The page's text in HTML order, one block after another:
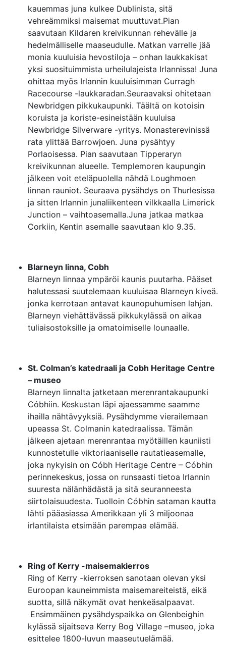
kauemmas juna kulkee Dublinista, sitä
vehreämmiksi maisemat muuttuvat.Pian
saavutaan Kildaren kreivikunnan rehevälle ja
hedelmälliselle maaseudulle. Matkan varrelle jää
monia kuuluisia hevostiloja – onhan laukkakisat
yksi suosituimmista urheilulajeista Irlannissa! Juna
ohittaa myös Irlannin kuuluisimman Curragh
Racecourse -laukkaradan.Seuraavaksi ohitetaan
Newbridgen pikkukaupunki. Täältä on kotoisin
koruista ja koriste-esineistään kuuluisa
Newbridge Silverware -yritys. Monasterevinissä
rata ylittää Barrowjoen. Juna pysähtyy
Porlaoisessa. Pian saavutaan Tipperaryn
kreivikunnan alueelle. Templemoren kaupungin
jälkeen voit eteläpuolella nähdä Loughmoen
linnan rauniot. Seuraava pysähdys on Thurlesissa
ja sitten Irlannin junaliikenteen vilkkaalla Limerick
Junction – vaihtoasemalla.Juna jatkaa matkaa
Corkiin, Kentin asemalle saavutaan klo 9.35.
Blarneyn linna, Cobh
Blarneyn linnaa ympäröi kaunis puutarha. Pääset
halutessasi suutelemaan kuuluisaa Blarneyn kiveä.
jonka kerrotaan antavat kaunopuhumisen lahjan.
Blarneyn viehättävässä pikkukylässä on aikaa
tuliaisostoksille ja omatoimiselle lounaalle.
St. Colman’s katedraali ja Cobh Heritage Centre
– museo
Blarneyn linnalta jatketaan merenrantakaupunki
Cóbhiin. Keskustan läpi ajaessamme saamme
ihailla nähtävyyksiä. Pysähdymme vierailemaan
upeassa St. Colmanin katedraalissa. Tämän
jälkeen ajetaan merenrantaa myötäillen kauniisti
kunnostetulle viktoriaaniselle rautatieasemalle,
joka nykyisin on Cóbh Heritage Centre – Cóbhin
perinnekeskus, jossa on runsaasti tietoa Irlannin
suuresta nälänhädästä ja sitä seuranneesta
siirtolaisuudesta. Tuolloin Cóbhin sataman kautta
lähti pääasiassa Amerikkaan yli 3 miljoonaa
irlantilaista etsimään parempaa elämää.
Ring of Kerry -maisemakierros
Ring of Kerry -kierroksen sanotaan olevan yksi
Euroopan kauneimmista maisemareiteistä, eikä
suotta, sillä näkymät ovat henkeäsalpaavat.
Ensimmäinen pysähdyspaikka on Glenbeighin
kylässä sijaitseva Kerry Bog Village –museo, joka
esittelee 1800-luvun maaseutuelämää.